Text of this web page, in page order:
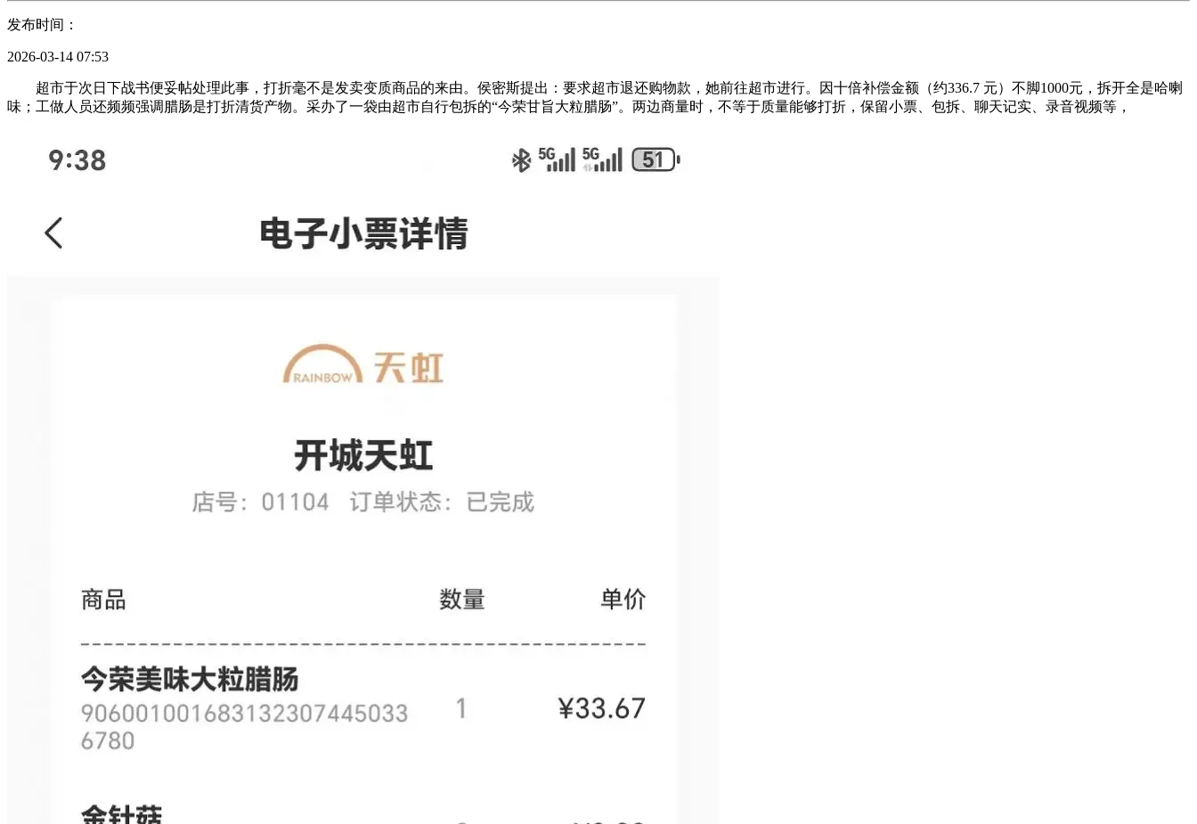
发布时间：
2026-03-14 07:53
超市于次日下战书便妥帖处理此事，打折毫不是发卖变质商品的来由。侯密斯提出：要求超市退还购物款，她前往超市进行。因十倍补偿金额（约336.7 元）不脚1000元，拆开全是哈喇
味；工做人员还频频强调腊肠是打折清货产物。采办了一袋由超市自行包拆的“今荣甘旨大粒腊肠”。两边商量时，不等于质量能够打折，保留小票、包拆、聊天记实、录音视频等，